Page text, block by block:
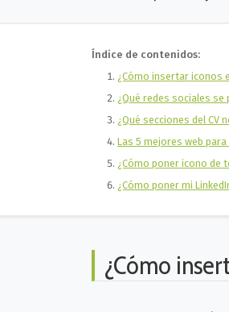
Índice de contenidos:
¿Cómo insertar iconos
¿Qué redes sociales se
¿Qué secciones del CV
Las 5 mejores web
¿Cómo poner icono de
¿Cómo poner mi
¿Cómo